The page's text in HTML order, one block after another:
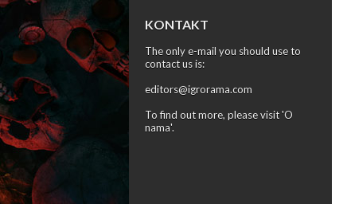
KONTAKT
The only e-mail you should use to
contact us is:
editors@igrorama.com
To find out more, please visit 'O
nama'.